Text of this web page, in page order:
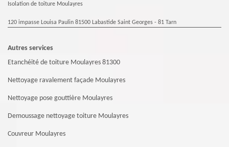
Isolation de toiture Moulayres
120 impasse Louisa Paulin 81500 Labastide Saint Georges - 81 Tarn
Autres services
Etanchéité de toiture Moulayres 81300
Nettoyage ravalement façade Moulayres
Nettoyage pose gouttière Moulayres
Demoussage nettoyage toiture Moulayres
Couvreur Moulayres